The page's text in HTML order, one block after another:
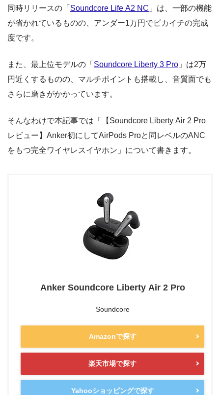
同時リリースの「 Soundcore Life A2 NC 」は、一部の機能
が省かれているものの、アンダー1万円でピカイチの完成
度です。
また、最上位モデルの「 Soundcore Liberty 3 Pro 」は2万
円近くするものの、マルチポイントも搭載し、音質面でも
さらに磨きがかかっています。
そんなわけで本記事では「【Soundcore Liberty Air 2 Pro
レビュー】Anker初にしてAirPods Proと同レベルのANC
をもつ完全ワイヤレスイヤホン」について書きます。
Anker Soundcore Liberty Air 2 Pro
Soundcore
Amazonで探す
楽天市場で探す
Yahooショッピングで探す